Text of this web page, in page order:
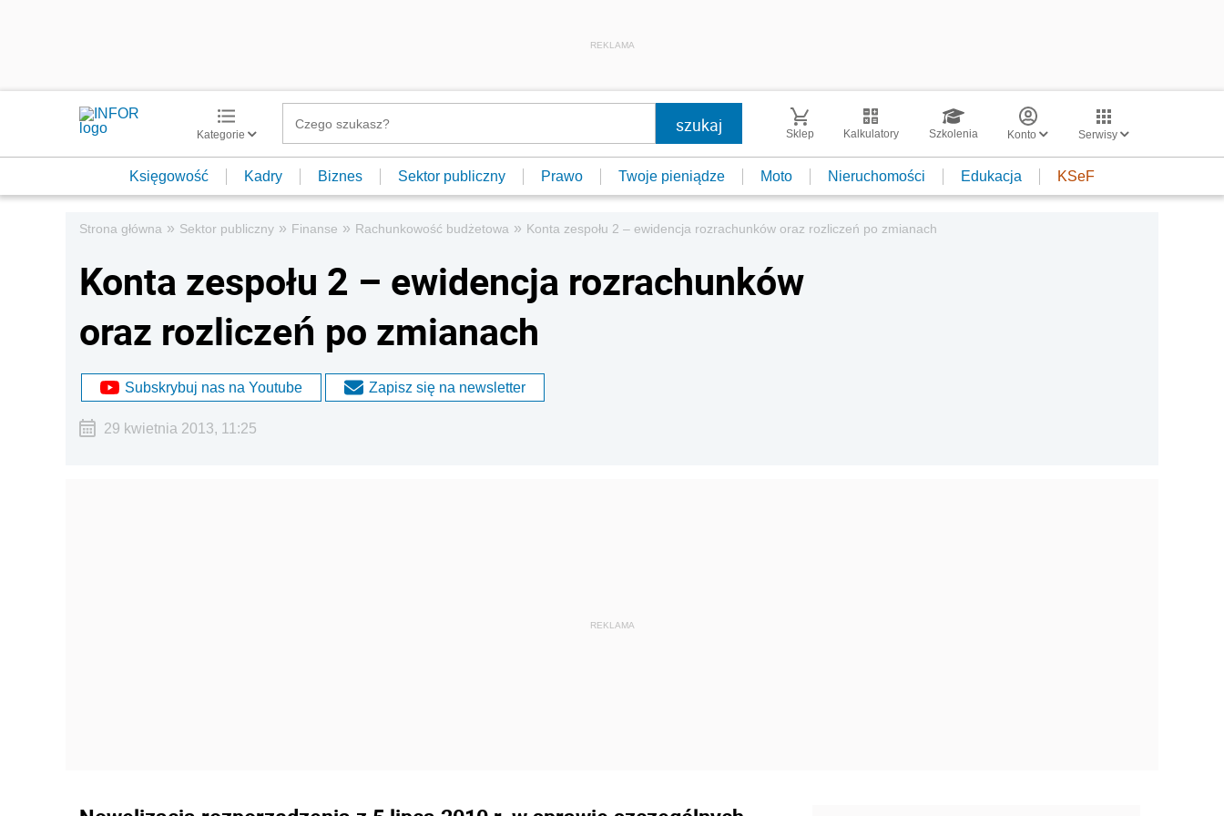
REKLAMA
Kategorie Sklep Kalkulatory Szkolenia Konto Serwisy
Księgowość Kadry Biznes Sektor publiczny Prawo Twoje pieniądze Moto Nieruchomości Edukacja KSeF
Strona główna » Sektor publiczny » Finanse » Rachunkowość budżetowa » Konta zespołu 2 – ewidencja rozrachunków oraz rozliczeń po zmianach
Konta zespołu 2 – ewidencja rozrachunków
oraz rozliczeń po zmianach
Subskrybuj nas na Youtube Zapisz się na newsletter
29 kwietnia 2013, 11:25